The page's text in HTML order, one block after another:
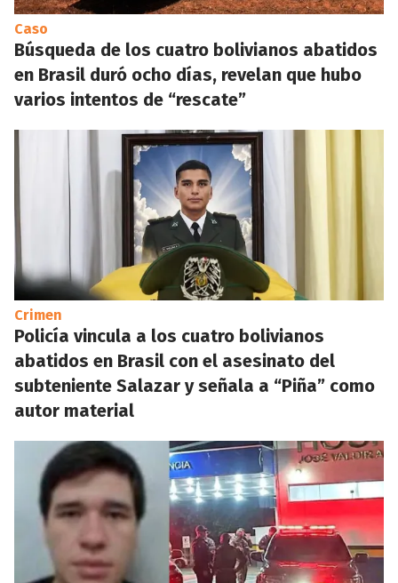
Caso
Búsqueda de los cuatro bolivianos abatidos
en Brasil duró ocho días, revelan que hubo
varios intentos de “rescate”
Crimen
Policía vincula a los cuatro bolivianos
abatidos en Brasil con el asesinato del
subteniente Salazar y señala a “Piña” como
autor material